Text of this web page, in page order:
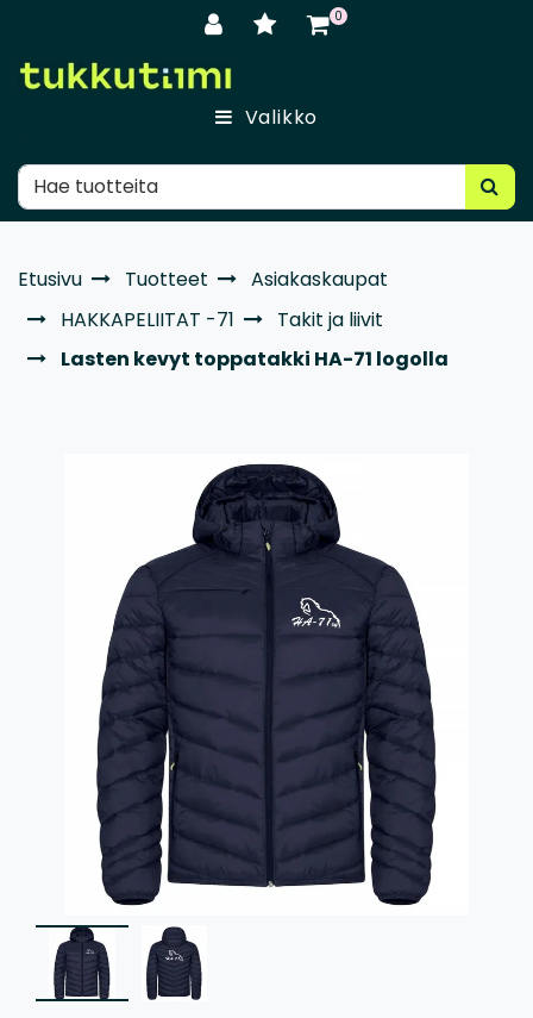
0
Valikko
Etusivu Tuotteet
Asiakaskaupat
HAKKAPELIITAT -71
Takit ja liivit
Lasten kevyt toppatakki HA-71 logolla